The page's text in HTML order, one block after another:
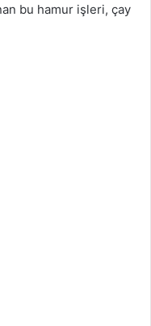
bu hamur işleri, çay